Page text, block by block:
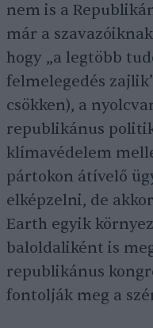
nem is a
már a
hogy „a legtöbb
felmelegedés
csökken), a
republikánus
klímavédelem
pártokon átívelő
elképzelni, de
Earth egyik
baloldaliként is
republikánus
fontolják meg a